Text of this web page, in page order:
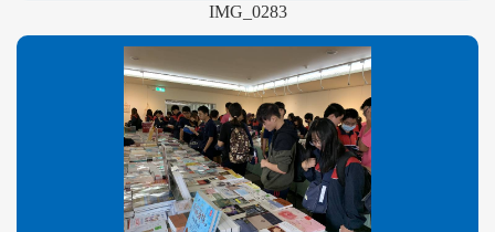
IMG_0283